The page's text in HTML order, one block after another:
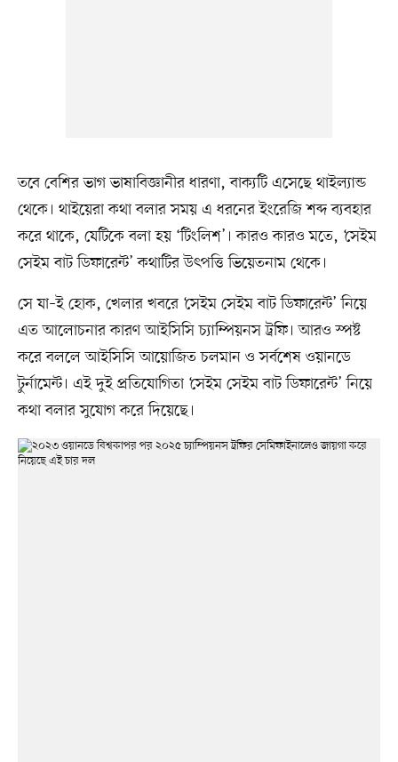
তবে বেশির ভাগ ভাষাবিজ্ঞানীর ধারণা, বাক্যটি এসেছে থাইল্যান্ড
থেকে। থাইয়েরা কথা বলার সময় এ ধরনের ইংরেজি শব্দ ব্যবহার
করে থাকে, যেটিকে বলা হয় ‘টিংলিশ’। কারও কারও মতে, ‘সেইম
সেইম বাট ডিফারেন্ট’ কথাটির উৎপত্তি ভিয়েতনাম থেকে।
সে যা–ই হোক, খেলার খবরে ‘সেইম সেইম বাট ডিফারেন্ট’ নিয়ে
এত আলোচনার কারণ আইসিসি চ্যাম্পিয়নস ট্রফি। আরও স্পষ্ট
করে বললে আইসিসি আয়োজিত চলমান ও সর্বশেষ ওয়ানডে
টুর্নামেন্ট। এই দুই প্রতিযোগিতা ‘সেইম সেইম বাট ডিফারেন্ট’ নিয়ে
কথা বলার সুযোগ করে দিয়েছে।